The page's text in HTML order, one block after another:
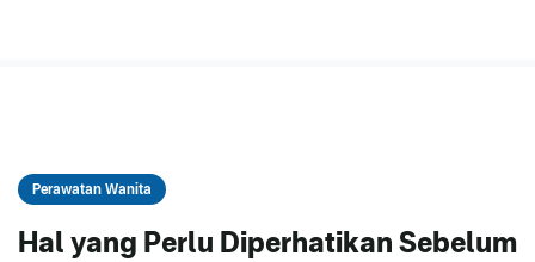
Perawatan Wanita
Hal yang Perlu Diperhatikan Sebelum